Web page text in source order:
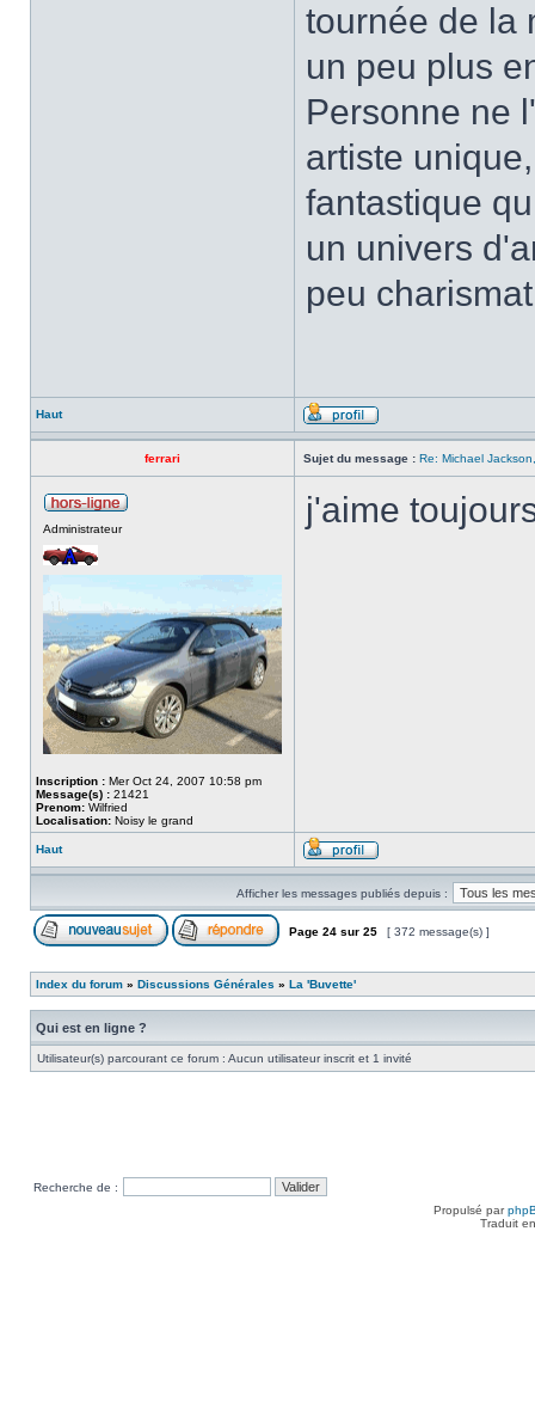
tournée de la
un peu plus
Personne ne
artiste
fantastique
un univers
peu
Haut
ferrari Sujet du message : Re: Michael
Administrateur
Inscription : Mer Oct 24, 2007 10:58 pm
Message(s) : 21421
Prenom: Wilfried
Localisation: Noisy le grand
j'aime
Haut
Afficher les messages publiés depuis :
Page 24 sur 25 [ 372 message(s) ]
Index du forum » Discussions Générales » La 'Buvette'
Qui est en ligne ?
Utilisateur(s) parcourant ce forum : Aucun utilisateur inscrit et 1 invité
Recherche de :
Propulsé par
Traduit